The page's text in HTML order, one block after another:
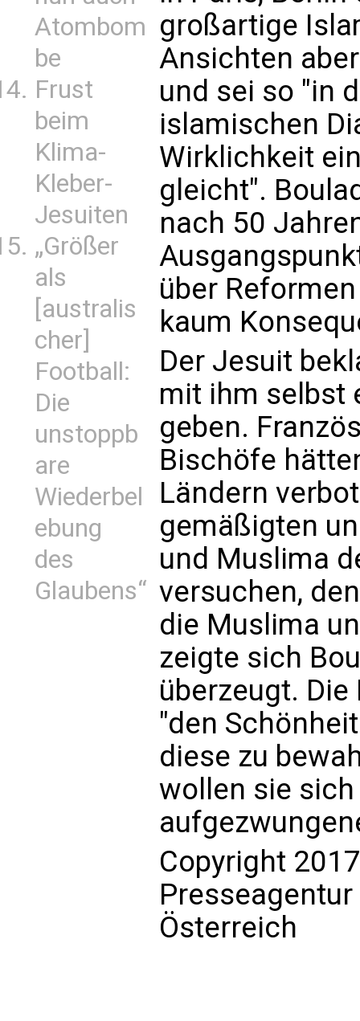
Atombom
be
Frust
beim
Klima-
Kleber-
Jesuiten
„Größer
als
[australis
cher]
Football:
Die
unstoppb
are
Wiederbel
ebung
des
Glaubens“
großartige
Ansichten
und sei so "in
islamischen
Wirklichkeit
gleicht".
nach 50
über
kaum
Der Jesuit
mit ihm selbst
geben.
Bischöfe
Ländern
gemäßigten
und Muslima
versuchen,
die Muslima
zeigte sich
überzeugt.
"den
diese zu
wollen sie
Copyright
Presseagentur
Österreich